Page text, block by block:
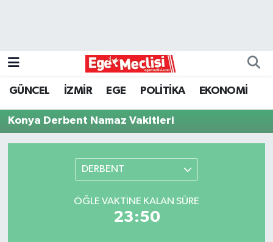
GÜNCEL İZMİR EGE POLİTİKA EKONOMİ
Konya Derbent Namaz Vakitleri
DERBENT
ÖĞLE VAKTINE KALAN SÜRE
23:50
GÜNCEL
ÖZEL HABER
POLİTİKA